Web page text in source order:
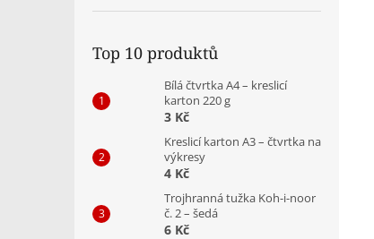
Top 10 produktů
Bílá čtvrtka A4 – kreslicí
karton 220 g
3 Kč
Kreslicí karton A3 – čtvrtka na
výkresy
4 Kč
Trojhranná tužka Koh-i-noor
č. 2 – šedá
6 Kč